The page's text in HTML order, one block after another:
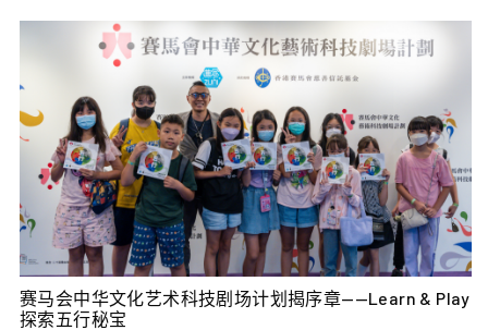
项目主任：郑国政、梁嘉榆
总经理（行政及财务）：陈世明
总经理（节目）：简溢雅
高级节目经理：何彦羲
行政经理：郑慧明
节目及外展经理：吴梦珊
公关及宣传：黄伟国
节目及创作助理：陆思伶
赛马会中华文化艺术科技剧场计划揭序章——Learn & Play
探索五行秘宝